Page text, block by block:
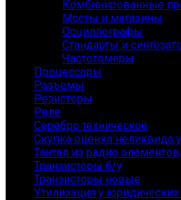
Комбинированные
Мосты и магазины
Осциллографы
Стандарты и
Частотомеры
Процессоры
Разъемы
Резисторы
Реле
Серебро техническое
Скупка оценка неликвида
Тантал из радио элементов
Транзисторы б/у
Транзисторы новые
Утилизация у